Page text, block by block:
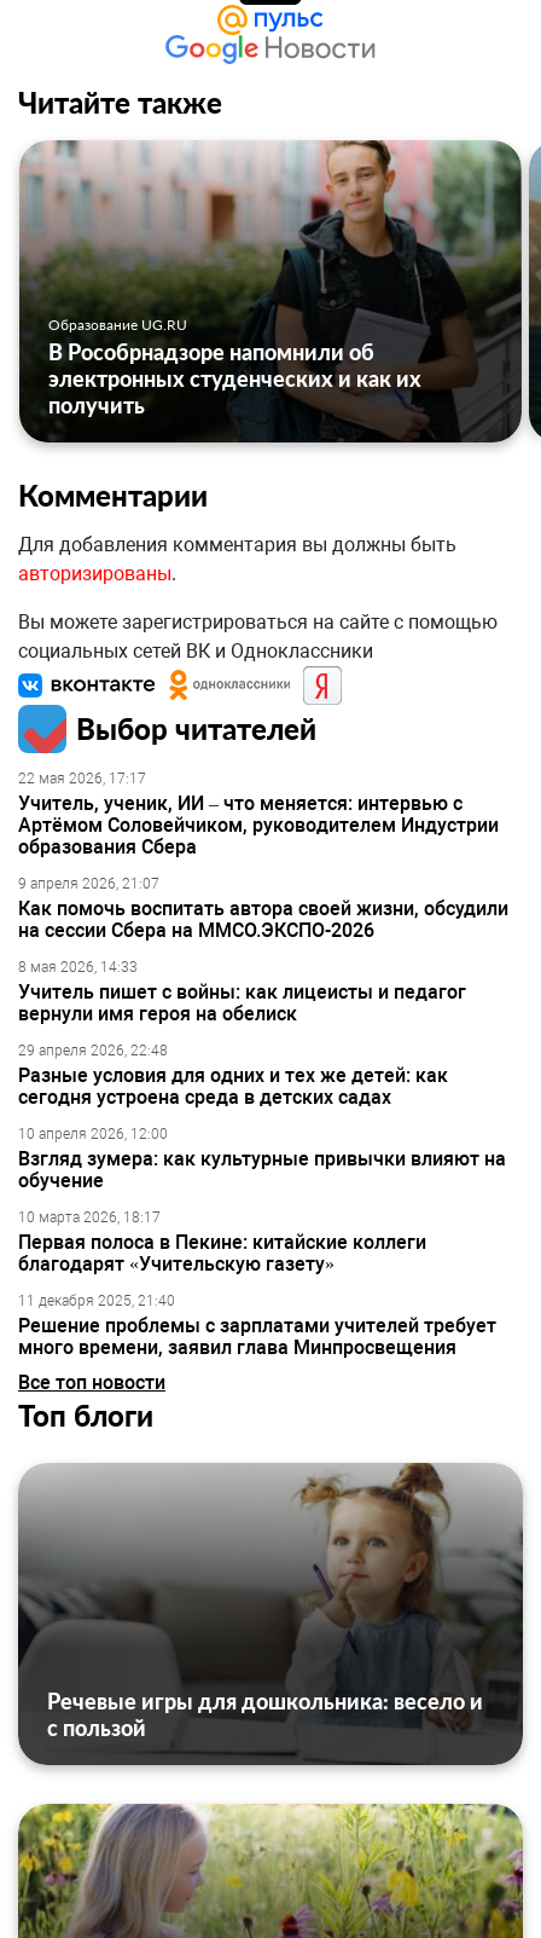
Читайте также
Образование UG.RU
В Рособрнадзоре напомнили об
электронных студенческих и как их
получить
Комментарии
Для добавления комментария вы должны быть
авторизированы.
Вы можете зарегистрироваться на сайте с помощью
социальных сетей ВК и Одноклассники
Выбор читателей
22 мая 2026, 17:17
Учитель, ученик, ИИ – что меняется: интервью с
Артёмом Соловейчиком, руководителем Индустрии
образования Сбера
9 апреля 2026, 21:07
Как помочь воспитать автора своей жизни, обсудили
на сессии Сбера на ММСО.ЭКСПО-2026
8 мая 2026, 14:33
Учитель пишет с войны: как лицеисты и педагог
вернули имя героя на обелиск
29 апреля 2026, 22:48
Разные условия для одних и тех же детей: как
сегодня устроена среда в детских садах
10 апреля 2026, 12:00
Взгляд зумера: как культурные привычки влияют на
обучение
10 марта 2026, 18:17
Первая полоса в Пекине: китайские коллеги
благодарят «Учительскую газету»
11 декабря 2025, 21:40
Решение проблемы с зарплатами учителей требует
много времени, заявил глава Минпросвещения
Все топ новости
Топ блоги
Речевые игры для дошкольника: весело и
с пользой